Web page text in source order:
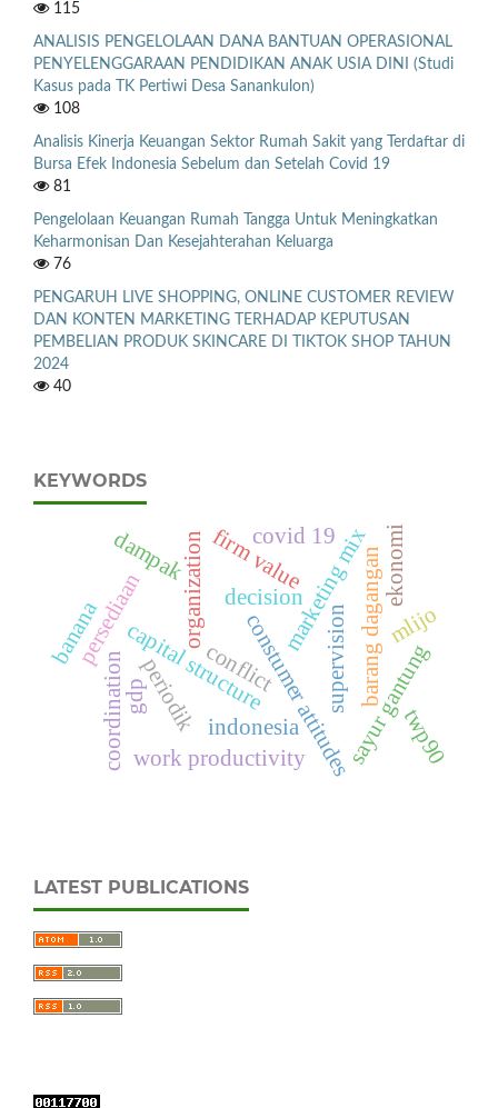
115
ANALISIS PENGELOLAAN DANA BANTUAN OPERASIONAL
PENYELENGGARAAN PENDIDIKAN ANAK USIA DINI (Studi
Kasus pada TK Pertiwi Desa Sanankulon)
108
Analisis Kinerja Keuangan Sektor Rumah Sakit yang Terdaftar di
Bursa Efek Indonesia Sebelum dan Setelah Covid 19
81
Pengelolaan Keuangan Rumah Tangga Untuk Meningkatkan
Keharmonisan Dan Kesejahterahan Keluarga
76
PENGARUH LIVE SHOPPING, ONLINE CUSTOMER REVIEW
DAN KONTEN MARKETING TERHADAP KEPUTUSAN
PEMBELIAN PRODUK SKINCARE DI TIKTOK SHOP TAHUN
2024
40
KEYWORDS
marketing mix
constumer attitudes
decision
conflict
organizationfirm value
capital structure
persediaan
periodik barang dagangan
supervision
coordination work productivity
dampak ekonomi
sayur gantung
covid 19
twp90
indonesia
mlijo
banana
gdp
LATEST PUBLICATIONS